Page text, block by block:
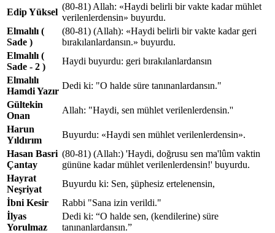
Edip Yüksel
(80-81) Allah: «Haydi belirli bir vakte kadar mühlet
verilenlerdensin» buyurdu.
Elmalılı (
Sade )
(80-81) (Allah): «Haydi belirli bir vakte kadar geri
bırakılanlardansın.» buyurdu.
Elmalılı (
Sade - 2 )
Haydi buyurdu: geri bırakılanlardansın
Elmalılı
Hamdi Yazır
Dedi ki: "O halde süre tanınanlardansın."
Gültekin
Onan
Allah: "Haydi, sen mühlet verilenlerdensin.''
Harun
Yıldırım
Buyurdu: «Haydi sen mühlet verilenlerdensin».
Hasan Basri
Çantay
(80-81) (Allah:) 'Haydi, doğrusu sen ma'lûm vaktin
gününe kadar mühlet verilenlerdensin!' buyurdu.
Hayrat
Neşriyat
Buyurdu ki: Sen, şüphesiz ertelenensin,
İbni Kesir
Rabbi "Sana izin verildi."
İlyas
Yorulmaz
Dedi ki: “O halde sen, (kendilerine) süre
tanınanlardansın.”